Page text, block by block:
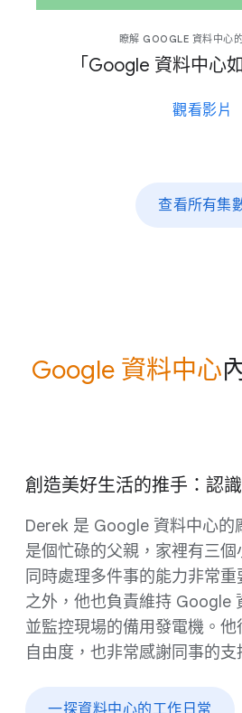
瞭解 GOOGLE 資料​中心​
「Google 資料​中心​
觀​看​影片
查​看​所有​集
Google 資料​中心
創造​美​好​生活​的​推手：​認
Dere​k 是 Google 資料​中心​的​
是​個​忙碌​的​父親，​家​裡​有​三​個​
同時​處理​多​件​事​的​能力​非常​
之​外，​他​也​負責​維持 Google
並​監控​現場​的​備用​發電機。​
自由​度，​也​非常​感謝​同事​的​支
一​探​資料​中心​的​工作​日​常